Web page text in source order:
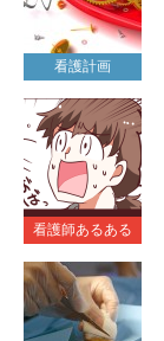
看護計画
看護師あるある